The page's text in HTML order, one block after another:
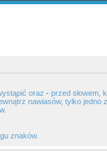
oraz - przed słowem,
nawiasów, tylko jedno
znaków.